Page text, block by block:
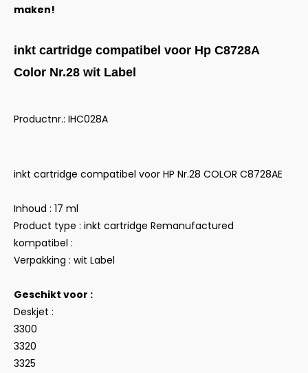
maken!
inkt cartridge compatibel voor Hp C8728A
Color Nr.28 wit Label
Productnr.: IHC028A
inkt cartridge compatibel voor HP Nr.28 COLOR C8728AE
Inhoud : 17 ml
Product type : inkt cartridge Remanufactured
kompatibel :
Verpakking : wit Label
Geschikt voor :
Deskjet :
3300
3320
3325